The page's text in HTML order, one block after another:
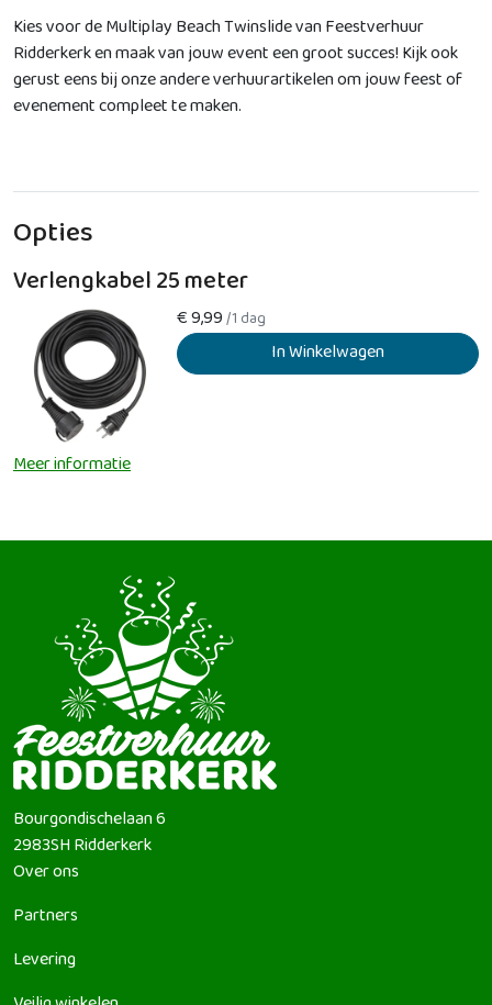
Kies voor de Multiplay Beach Twinslide van Feestverhuur
Ridderkerk en maak van jouw event een groot succes! Kijk ook
gerust eens bij onze andere verhuurartikelen om jouw feest of
evenement compleet te maken.
Opties
Verlengkabel 25 meter
€9,99/1 dag
In Winkelwagen
Meer informatie
Bourgondischelaan 6
2983SHRidderkerk
Over ons
Partners
Levering